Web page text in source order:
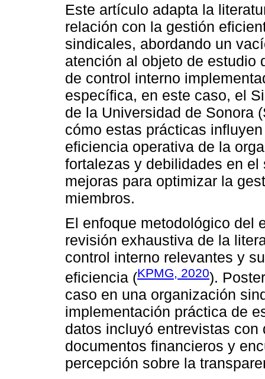
Este artículo adapta la
relación con la gestión
sindicales, abordando un
atención al objeto de estudio
de control interno
específica, en este caso, el
de la Universidad de Sonora
cómo estas prácticas
eficiencia operativa de la
fortalezas y debilidades en
mejoras para optimizar la
miembros.
El enfoque metodológico del
revisión exhaustiva de la
control interno relevantes y
eficiencia (KPMG, 2020).
caso en una organización
implementación práctica de
datos incluyó entrevistas
documentos financieros y
percepción sobre la